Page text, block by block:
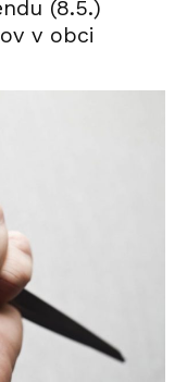
(8.5.)
v obci